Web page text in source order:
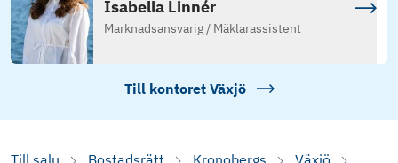
Isabella Linnér
Marknadsansvarig / Mäklarassistent
Till kontoret Växjö